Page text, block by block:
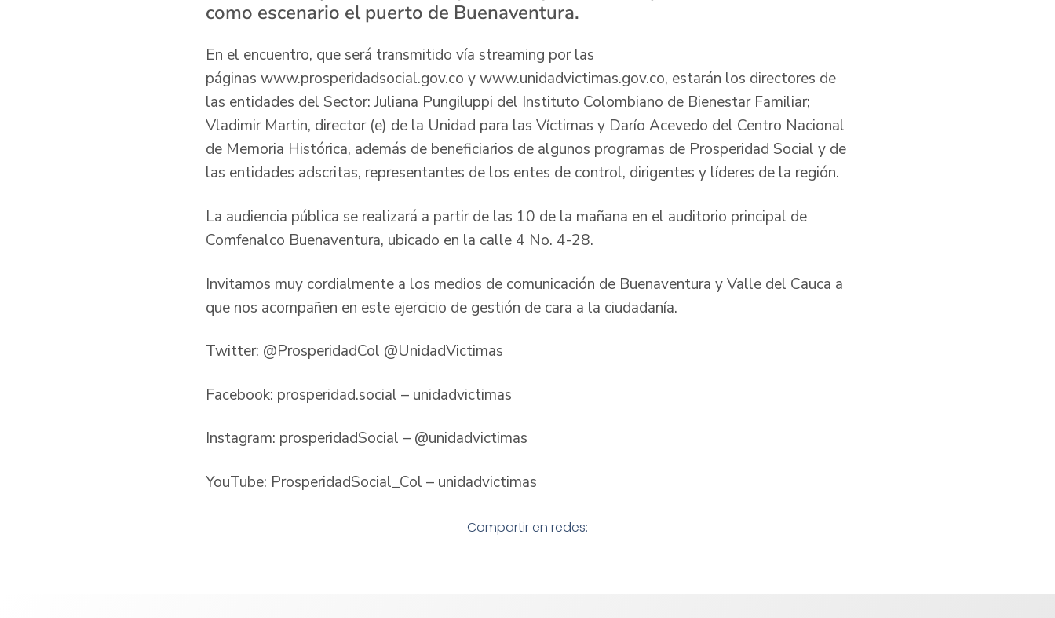
como escenario el puerto de Buenaventura.
En el encuentro, que será transmitido vía streaming por las
páginas www.prosperidadsocial.gov.co ywww.unidadvictimas.gov.co, estarán los directores de
las entidades del Sector: Juliana Pungiluppi del Instituto Colombiano de Bienestar Familiar;
Vladimir Martin, director (e) de la Unidad para las Víctimas y Darío Acevedo del Centro Nacional
de Memoria Histórica, además de beneficiarios de algunos programas de Prosperidad Social y de
las entidades adscritas, representantes de los entes de control, dirigentes y líderes de la región.
La audiencia pública se realizará a partir de las 10 de la mañana en el auditorio principal de
Comfenalco Buenaventura, ubicado en la calle 4 No. 4-28.
Invitamos muy cordialmente a los medios de comunicación de Buenaventura y Valle del Cauca a
que nos acompañen en este ejercicio de gestión de cara a la ciudadanía.
Twitter: @ProsperidadCol @UnidadVictimas
Facebook: prosperidad.social – unidadvictimas
Instagram: prosperidadSocial – @unidadvictimas
YouTube: ProsperidadSocial_Col – unidadvictimas
Compartir en redes: